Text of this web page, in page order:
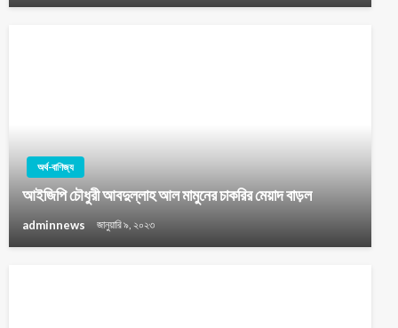
অর্থ-বাণিজ্য
আইজিপি চৌধুরী আবদুল্লাহ আল মামুনের চাকরির মেয়াদ বাড়ল
adminnews জানুয়ারি ৯, ২০২৩